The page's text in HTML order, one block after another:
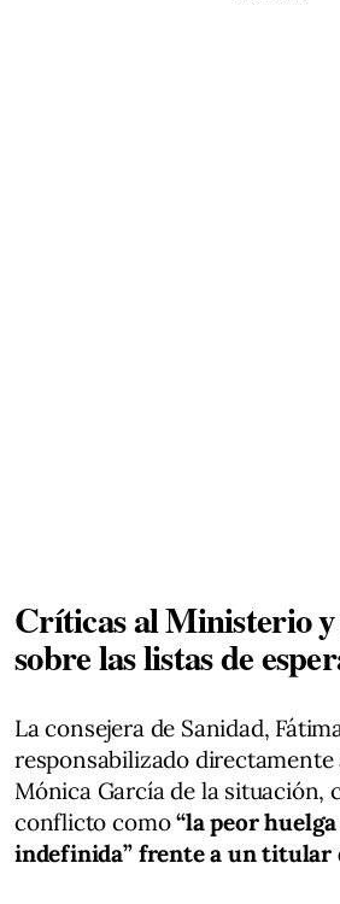
Críticas al Ministerio
sobre las listas de
La consejera de Sanidad,
responsabilizado directamente
Mónica García de la situación,
conflicto como“la peor
indefinida” frente a un